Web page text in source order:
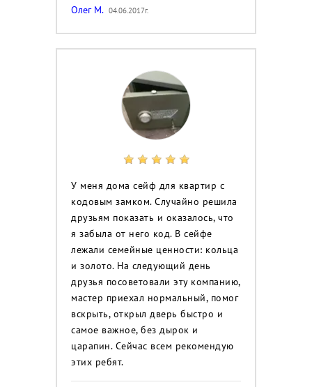
Олег М. 04.06.2017г.
У меня дома сейф для квартир с
кодовым замком. Случайно решила
друзьям показать и оказалось, что
я забыла от него код. В сейфе
лежали семейные ценности: кольца
и золото. На следующий день
друзья посоветовали эту компанию,
мастер приехал нормальный, помог
вскрыть, открыл дверь быстро и
самое важное, без дырок и
царапин. Сейчас всем рекомендую
этих ребят.